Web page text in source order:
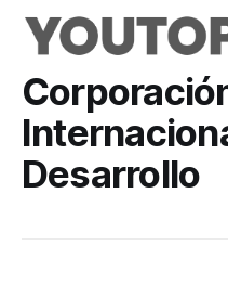
Desarrollo